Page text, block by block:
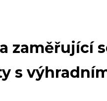
zaměřující
s